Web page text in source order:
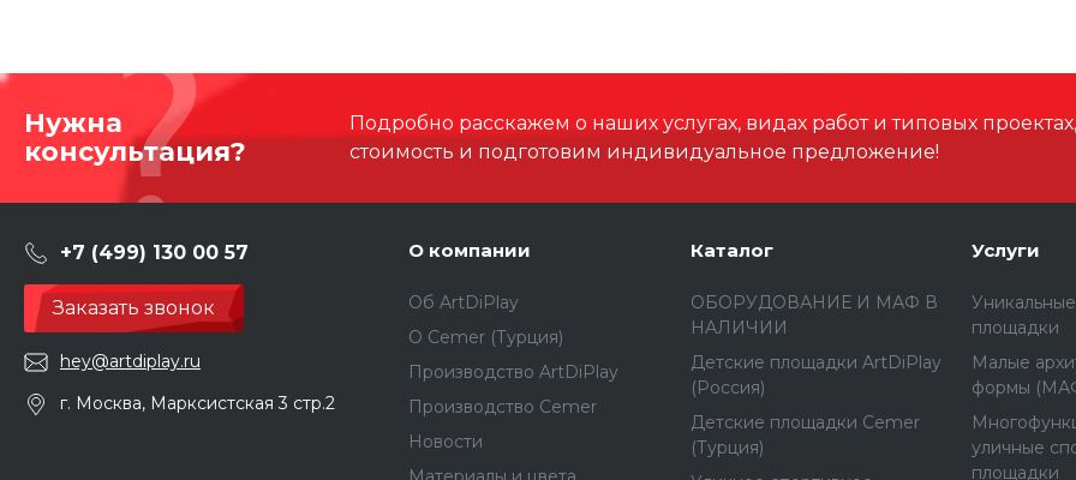
Нужна
консультация?
Подробно расскажем о наших услугах, видах работ и типовых
стоимость и подготовим индивидуальное предложение!
+7 (499) 130 00 57
Заказать звонок
hey@artdiplay.ru
г. Москва, Марксистская 3 стр.2
О компании
Об ArtDiPlay
О Сemer (Турция)
Производство ArtDiPlay
Производство Cemer
Новости
Каталог
ОБОРУДОВАНИЕ И МАФ В
НАЛИЧИИ
Детские площадки ArtDiPlay
(Россия)
Детские площадки Cemer
(Турция)
Услуги
площадки
Малые
формы
уличные
площадки